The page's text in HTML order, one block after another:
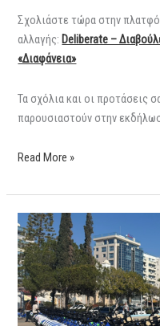
Σχολιάστε τώρα στην
αλλαγής: Deliberate –
«Διαφάνεια»
Τα σχόλια και οι προτάσεις
παρουσιαστούν στην
Read More »
Η
Λεμεσός
κάνει
πετάλι
προς
ένα